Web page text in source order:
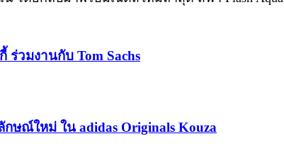
ร่วมงานกับ Tom Sachs
ษณ์ใหม่ ใน adidas Originals Kouza